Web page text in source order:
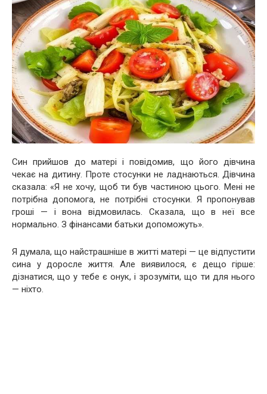
Син прийшов до матері і повідомив, що його дівчина
чекає на дитину. Проте стосунки не ладнаються. Дівчина
сказала: «Я не хочу, щоб ти був частиною цього. Мені не
потрібна допомога, не потрібні стосунки. Я пропонував
гроші — і вона відмовилась. Сказала, що в неї все
нормально. З фінансами батьки допоможуть».
Я думала, що найстрашніше в житті матері — це відпустити
сина у доросле життя. Але виявилося, є дещо гірше:
дізнатися, що у тебе є онук, і зрозуміти, що ти для нього
— ніхто.